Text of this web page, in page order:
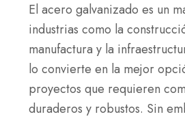
El acero galvanizado es un
industrias como la
manufactura y la
lo convierte en la mejor
proyectos que requieren
duraderos y robustos. Sin